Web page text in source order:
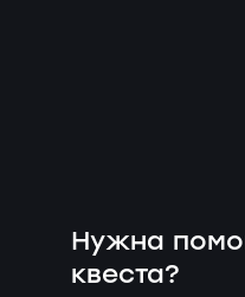
Нужна
квеста?